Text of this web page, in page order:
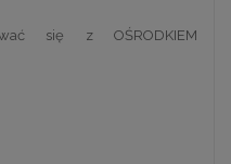
się z OŚRODKIEM